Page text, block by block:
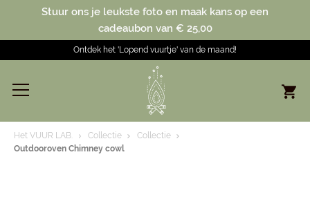
Stuur ons je leukste foto en maak kans op een
cadeaubon van € 25,00
Ontdek het 'Lopend vuurtje' van de maand!
Het VUUR LAB. Collectie
Collectie
Outdooroven Chimney cowl